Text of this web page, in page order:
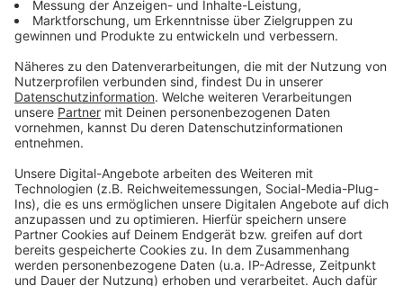
fertig sein. Sie bekommt unter anderem eine neue
Mensa, eine neue Sport- und eine Gymnastikhalle. Der
Baupläne geben.
Anzeige